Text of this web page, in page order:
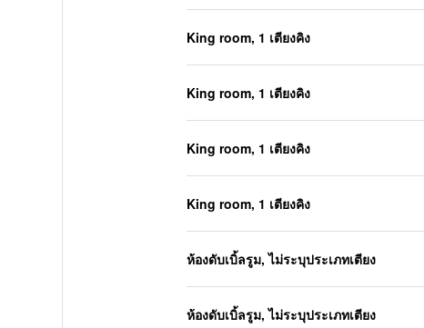
King room, 1 เตียงคิง
King room, 1 เตียงคิง
King room, 1 เตียงคิง
King room, 1 เตียงคิง
ห้องดับเบิ้ลรูม, ไม่ระบุประเภทเตียง
ห้องดับเบิ้ลรูม, ไม่ระบุประเภทเตียง